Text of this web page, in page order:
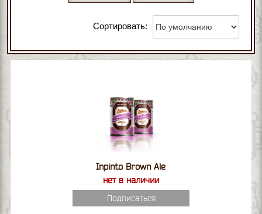
Сортировать:
Inpinto Brown Ale
нет в наличии
Подписаться